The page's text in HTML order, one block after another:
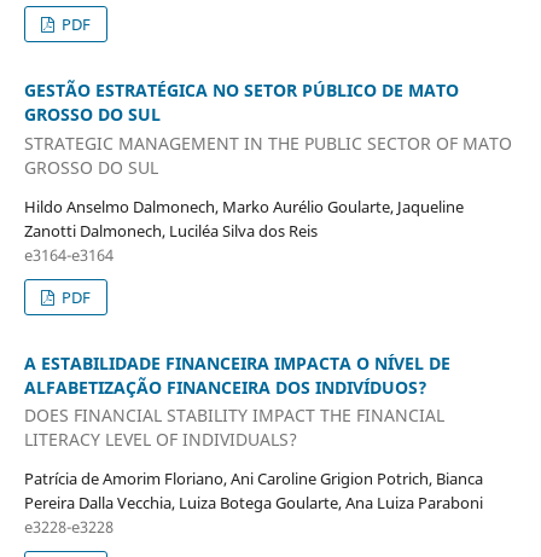
PDF
GESTÃO ESTRATÉGICA NO SETOR PÚBLICO DE MATO
GROSSO DO SUL
STRATEGIC MANAGEMENT IN THE PUBLIC SECTOR OF MATO
GROSSO DO SUL
Hildo Anselmo Dalmonech, Marko Aurélio Goularte, Jaqueline
Zanotti Dalmonech, Luciléa Silva dos Reis
e3164-e3164
PDF
A ESTABILIDADE FINANCEIRA IMPACTA O NÍVEL DE
ALFABETIZAÇÃO FINANCEIRA DOS INDIVÍDUOS?
DOES FINANCIAL STABILITY IMPACT THE FINANCIAL
LITERACY LEVEL OF INDIVIDUALS?
Patrícia de Amorim Floriano, Ani Caroline Grigion Potrich, Bianca
Pereira Dalla Vecchia, Luiza Botega Goularte, Ana Luiza Paraboni
e3228-e3228